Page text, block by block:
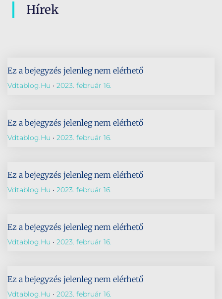
Hírek
Ez a bejegyzés jelenleg nem elérhető
Vdtablog.hu 2023. február 16.
Ez a bejegyzés jelenleg nem elérhető
Vdtablog.hu 2023. február 16.
Ez a bejegyzés jelenleg nem elérhető
Vdtablog.hu 2023. február 16.
Ez a bejegyzés jelenleg nem elérhető
Vdtablog.hu 2023. február 16.
Ez a bejegyzés jelenleg nem elérhető
Vdtablog.hu 2023. február 16.